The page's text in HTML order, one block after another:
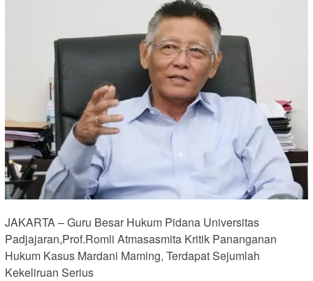
JAKARTA – Guru Besar Hukum Pidana Universitas
Padjajaran,Prof.Romli Atmasasmita Kritik Pananganan
Hukum Kasus Mardani Maming, Terdapat Sejumlah
Kekeliruan Serius